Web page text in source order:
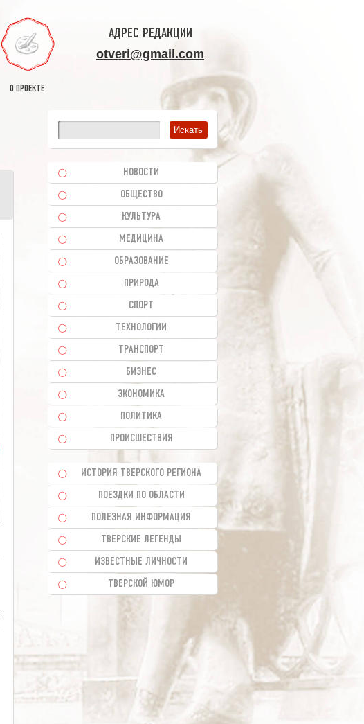
О ПРОЕКТЕ
АДРЕС РЕДАКЦИИ
otveri@gmail.com
НОВОСТИ
ОБЩЕСТВО
КУЛЬТУРА
МЕДИЦИНА
ОБРАЗОВАНИЕ
ПРИРОДА
СПОРТ
ТЕХНОЛОГИИ
ТРАНСПОРТ
БИЗНЕС
ЭКОНОМИКА
ПОЛИТИКА
ПРОИСШЕСТВИЯ
ИСТОРИЯ ТВЕРСКОГО РЕГИОНА
ПОЕЗДКИ ПО ОБЛАСТИ
ПОЛЕЗНАЯ ИНФОРМАЦИЯ
ТВЕРСКИЕ ЛЕГЕНДЫ
ИЗВЕСТНЫЕ ЛИЧНОСТИ
ТВЕРСКОЙ ЮМОР